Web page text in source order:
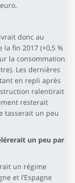
donc au
fin 2017 (+0,5 %
la consommation
Les dernières
en repli après
ralentirait
resterait
tasserait un peu
un peu par
un régime
et l’Espagne